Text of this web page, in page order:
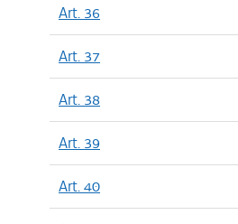
Art. 36
Art. 37
Art. 38
Art. 39
Art. 40